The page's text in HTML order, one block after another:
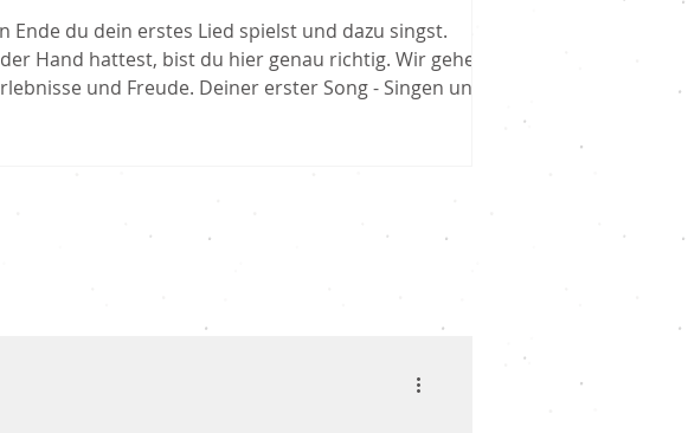
du dein erstes Lied spielst und dazu singst.
Hand hattest, bist du hier genau richtig. Wir gehen
und Freude. Deiner erster Song - Singen und
einen Song zum